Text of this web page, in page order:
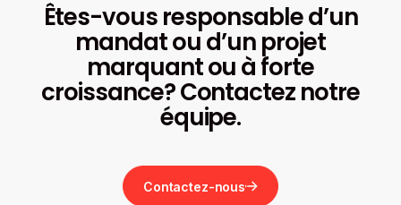
Êtes-vous responsable d’un
mandat ou d’un projet
marquant ou à forte
croissance? Contactez notre
équipe.
Contactez-nous